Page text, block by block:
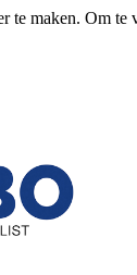
maken. Om